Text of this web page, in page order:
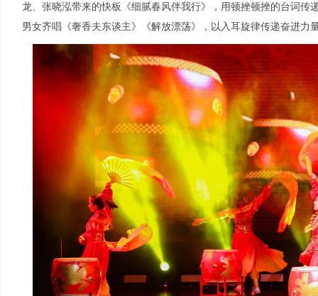
龙、张晓泓带来的快板《细腻春风伴我行》，用顿挫顿挫的台词传
男女齐唱《奢香夫东谈主》《解放漂荡》，以入耳旋律传递奋进力